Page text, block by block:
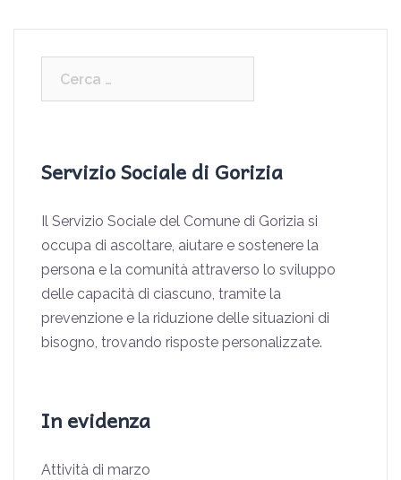
Servizio Sociale di Gorizia
Il Servizio Sociale del Comune di Gorizia si
occupa di ascoltare, aiutare e sostenere la
persona e la comunità attraverso lo sviluppo
delle capacità di ciascuno, tramite la
prevenzione e la riduzione delle situazioni di
bisogno, trovando risposte personalizzate.
In evidenza
Attività di marzo